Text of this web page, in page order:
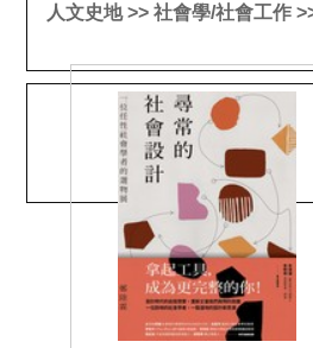
人文史地>> 社會學/社會工作